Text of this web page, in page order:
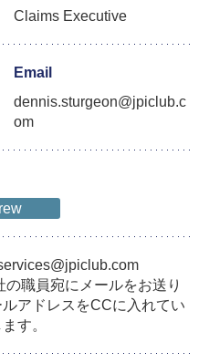
Claims Executive
Email
dennis.sturgeon@jpiclub.c
om
職員宛にメールをお送り
アドレスをCCに入れてい
す。